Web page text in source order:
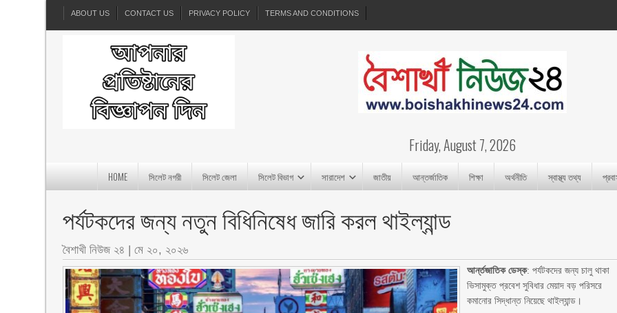
ABOUT US CONTACT US PRIVACY POLICY TERMS AND CONDITIONS
Friday, August 7, 2026
HOME সিলেট নগরী সিলেট জেলা সিলেট বিভাগ সারাদেশ জাতীয় আন্তর্জাতিক শিক্ষা অর্থনীতি স্বাস্থ্য তথ্য
পর্যটকদের জন্য নতুন বিধিনিষেধ জারি করল থাইল্যান্ড
বৈশাখী নিউজ ২৪ |মে ২০, ২০২৬
আর্ন্তজাতিক ডেস্ক: পর্যটকদের জন্য চালু থাকা
ভিসামুক্ত প্রবেশ সুবিধার মেয়াদ বড় পরিসরে
কমানোর সিদ্ধান্ত নিয়েছে থাইল্যান্ড।